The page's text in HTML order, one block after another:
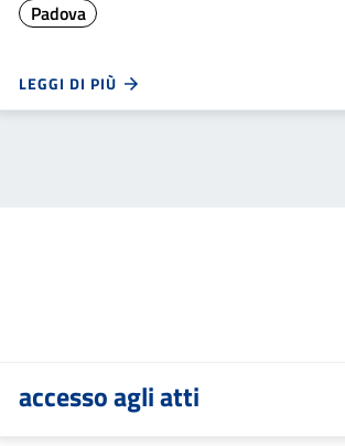
Padova
LEGGI DI PIÙ
accesso agli atti